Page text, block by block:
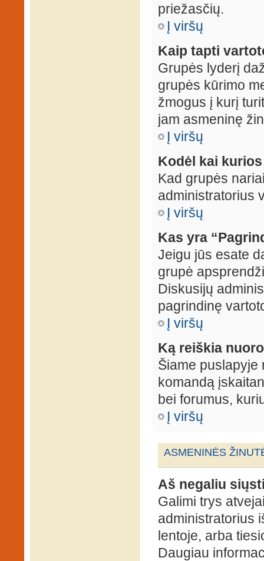
priežasčių.
Į viršų
Kaip tapti
Grupės lyderį
grupės kūrimo
žmogus į kurį
jam asmeninę
Į viršų
Kodėl kai
Kad grupės
administratorius
Į viršų
Kas yra
Jeigu jūs esate
grupė
Diskusijų
pagrindinę
Į viršų
Ką reiškia
Šiame
komandą
bei forumus,
Į viršų
ASMENINĖS
Aš negaliu
Galimi trys
administratorius
lentoje, arba
Daugiau